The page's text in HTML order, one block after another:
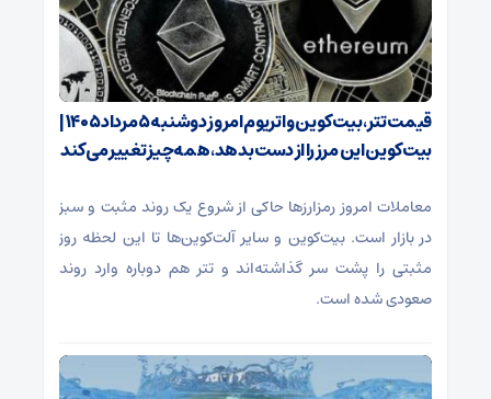
قیمت تتر، بیت‌کوین و اتریوم امروز دوشنبه ۵ مرداد ۱۴۰۵ |
بیت‌کوین این مرز را از دست بدهد، همه‌چیز تغییر می‌کند
معاملات امروز رمزارز‌ها حاکی از شروع یک روند مثبت و سبز
در بازار است. بیت‌کوین و سایر آلت‌کوین‌ها تا این لحظه روز
مثبتی را پشت سر گذاشته‌اند و تتر هم دوباره وارد روند
صعودی شده است.